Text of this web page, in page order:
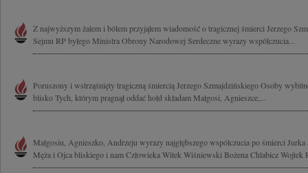
Z najwyższym żalem i bólem przyjąłem wiadomość o tragicznej śmierci Jerzego
Sejmu RP byłego Ministra Obrony Narodowej Serdeczne wyrazy współczucia...
Poruszony i wstrząśnięty tragiczną śmiercią Jerzego Szmajdzińskiego Osoby
blisko Tych, którym pragnął oddać hołd składam Małgosi, Agnieszce,...
Małgosiu, Agnieszko, Andrzeju wyrazy najgłębszego współczucia po śmierci
Męża i Ojca bliskiego i nam Człowieka Witek Wiśniewski Bożena Chlabicz Wojtek